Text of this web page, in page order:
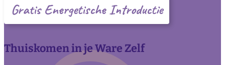
Gratis Energetische Introductie
Thuiskomen in je Ware Zelf